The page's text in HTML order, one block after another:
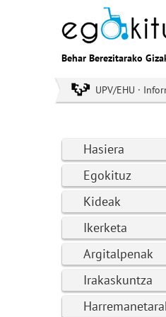
Behar Berezitarako
UPV/EHU ·
Hasiera
Egokituz
Kideak
Ikerketa
Argitalpenak
Irakaskuntza